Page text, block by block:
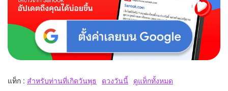
แท็ก : สำหรับท่านที่เกิดวันพุธ ดวงวันนี้ ดูแท็กทั้งหมด